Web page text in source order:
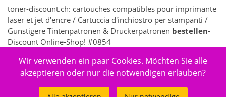
toner-discount.ch: cartouches compatibles pour imprimante
laser et jet d'encre / Cartuccia d'inchiostro per stampanti /
Günstigere Tintenpatronen & Druckerpatronen bestellen-
Discount Online-Shop! #0854
356 - Elektronik > Drucken, Kopieren, Scannen & Faxen >
Zubehör Drucker, Kopierer & Faxgeräte > Drucker-
Wir verwenden ein paar Cookies. Möchten Sie alle
akzeptieren oder nur die notwendigen erlauben?